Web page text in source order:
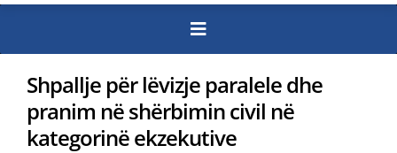
Shpallje për lëvizje paralele dhe
pranim në shërbimin civil në
kategorinë ekzekutive